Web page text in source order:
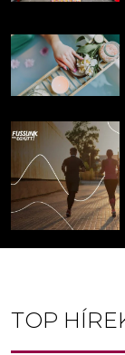
TOP